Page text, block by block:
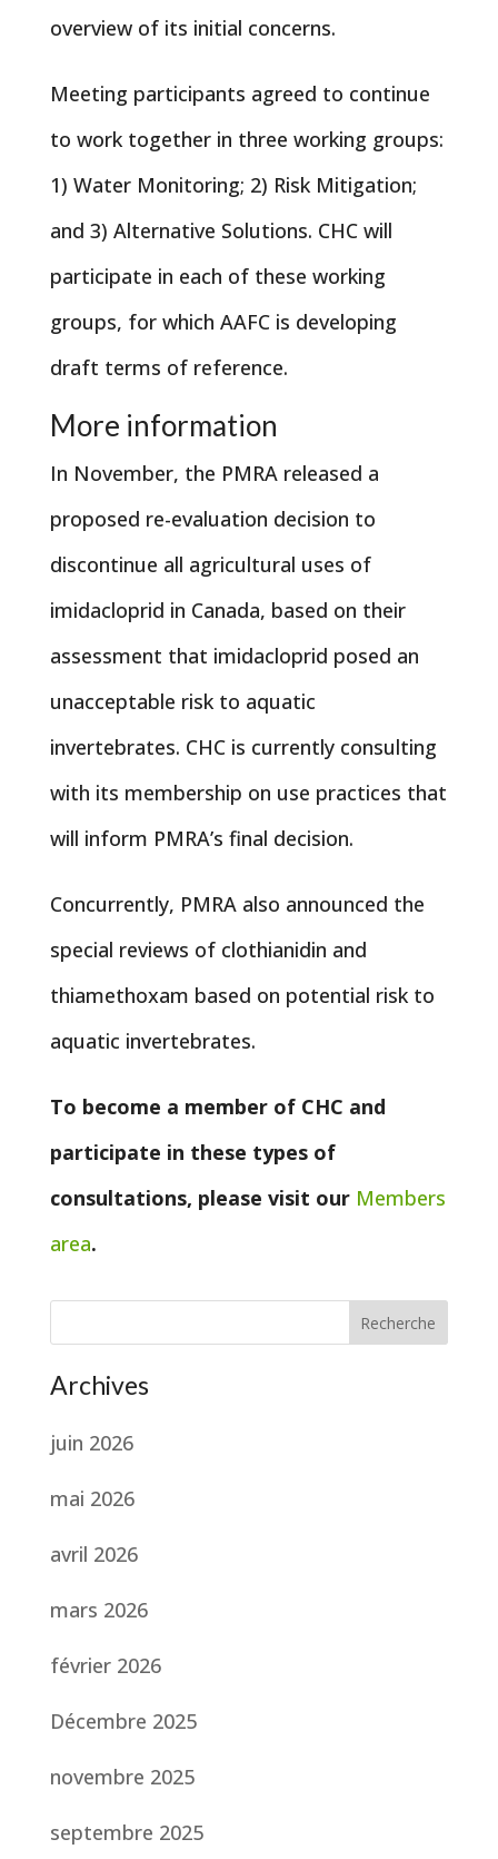
overview of its initial concerns.
Meeting participants agreed to continue
to work together in three working groups:
1) Water Monitoring; 2) Risk Mitigation;
and 3) Alternative Solutions. CHC will
participate in each of these working
groups, for which AAFC is developing
draft terms of reference.
More information
In November, the PMRA released a
proposed re-evaluation decision to
discontinue all agricultural uses of
imidacloprid in Canada, based on their
assessment that imidacloprid posed an
unacceptable risk to aquatic
invertebrates. CHC is currently consulting
with its membership on use practices that
will inform PMRA’s final decision.
Concurrently, PMRA also announced the
special reviews of clothianidin and
thiamethoxam based on potential risk to
aquatic invertebrates.
To become a member of CHC and
participate in these types of
consultations, please visit our Members
area.
Recherche
Archives
juin 2026
mai 2026
avril 2026
mars 2026
février 2026
Décembre 2025
novembre 2025
septembre 2025